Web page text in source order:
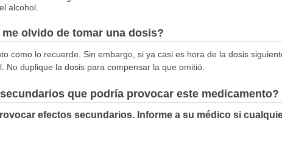
alcohol.
olvido de tomar una dosis?
como lo recuerde. Sin embargo, si ya casi es hora de la dosis
No duplique la dosis para compensar la que omitió.
que podría provocar este medicamento?
efectos secundarios. Informe a su médico si